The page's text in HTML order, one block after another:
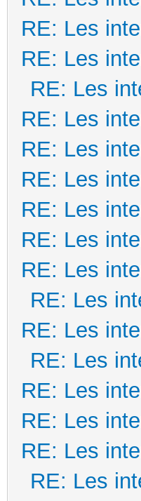
RE: Les
RE: Les
RE: Les
RE: Les
RE: Les
RE: Les
RE: Les
RE: Les
RE: Les
RE: Les
RE: Les
RE: Les
RE: Les
RE: Les
RE: Les
RE: Les